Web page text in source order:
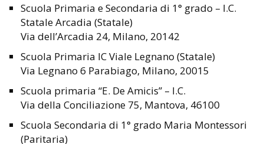
Scuola Primaria e Secondaria di 1° grado – I.C.
Statale Arcadia (Statale)
Via dell’Arcadia 24, Milano, 20142
Scuola Primaria IC Viale Legnano (Statale)
Via Legnano 6 Parabiago, Milano, 20015
Scuola primaria “E. De Amicis” – I.C.
Via della Conciliazione 75, Mantova, 46100
Scuola Secondaria di 1° grado Maria Montessori
(Paritaria)